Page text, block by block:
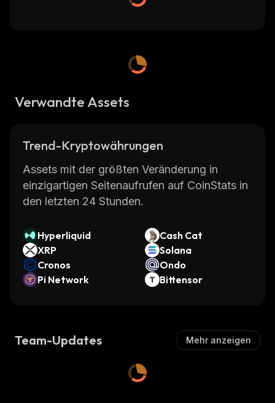
Verwandte Assets
Trend-Kryptowährungen
Assets mit der größten Veränderung in
einzigartigen Seitenaufrufen auf CoinStats in
den letzten 24 Stunden.
Hyperliquid
Cash Cat
XRP
Solana
Cronos
Ondo
Pi Network
Bittensor
Team-Updates Mehr anzeigen